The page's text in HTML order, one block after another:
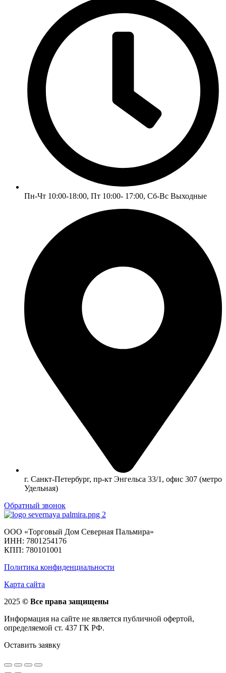
Пн-Чт 10:00-18:00, Пт 10:00- 17:00, Сб-Вс Выходные
г. Санкт-Петербург, пр-кт Энгельса 33/1, офис 307 (метро
Удельная)
Обратный звонок
ООО «Торговый Дом Северная Пальмира»
ИНН: 7801254176
КПП: 780101001
Политика конфиденциальности
Карта сайта
2025 © Все права защищены
Информация на сайте не является публичной офертой,
определяемой ст. 437 ГК РФ.
Оставить заявку